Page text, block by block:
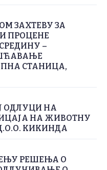
ЗАХТЕВУ ЗА
ПРОЦЕНЕ
–
СТАНИЦА,
ОДЛУЦИ НА
НА ЖИВОТНУ
КИКИНДА
РЕШЕЊА О